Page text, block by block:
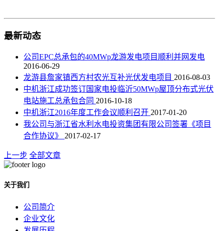
最新动态
公司EPC总承包的40MWp龙游发电项目顺利并网发电
2016-06-29
龙游县詹家镇西方村农光互补光伏发电项目 2016-08-03
中机浙江成功签订国家电投临沂50MWp屋顶分布式光伏
电站施工总承包合同 2016-10-18
中机浙江2016年度工作会议顺利召开 2017-01-20
我公司与浙江省水利水电投资集团有限公司签署《项目
合作协议》 2017-02-17
上一步 全部文章
关于我们
公司简介
企业文化